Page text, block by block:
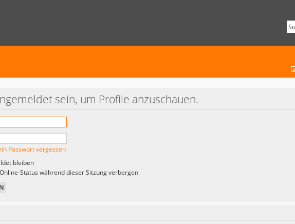
sein, um Profile anzuschauen.
Passwort vergessen
bleiben
Status während dieser Sitzung verbergen